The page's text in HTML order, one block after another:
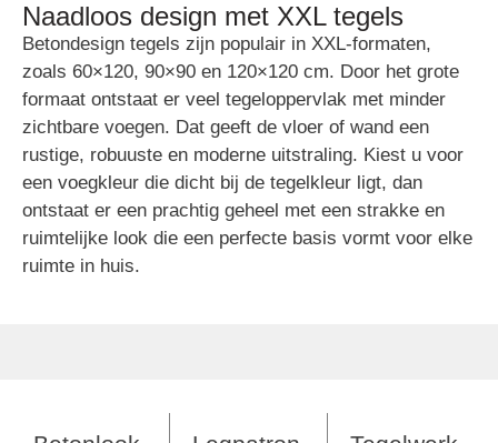
Naadloos design met XXL tegels
Betondesign tegels zijn populair in XXL-formaten,
zoals 60×120, 90×90 en 120×120 cm. Door het grote
formaat ontstaat er veel tegeloppervlak met minder
zichtbare voegen. Dat geeft de vloer of wand een
rustige, robuuste en moderne uitstraling. Kiest u voor
een voegkleur die dicht bij de tegelkleur ligt, dan
ontstaat er een prachtig geheel met een strakke en
ruimtelijke look die een perfecte basis vormt voor elke
ruimte in huis.